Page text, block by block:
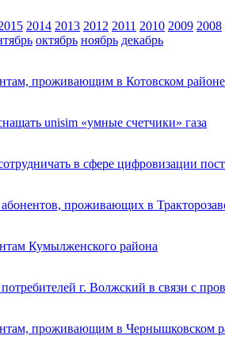
2014 2013 2012 2011 2010 2009 2008
октябрь ноябрь декабрь
проживающим в Котовском районе
unisim «умные счетчики» газа
в сфере цифровизации
проживающих в
Кумылженского района
г. Волжский в связи с
проживающим в Чернышковском